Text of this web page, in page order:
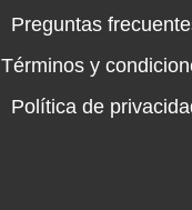
Preguntas
Términos y
Política de